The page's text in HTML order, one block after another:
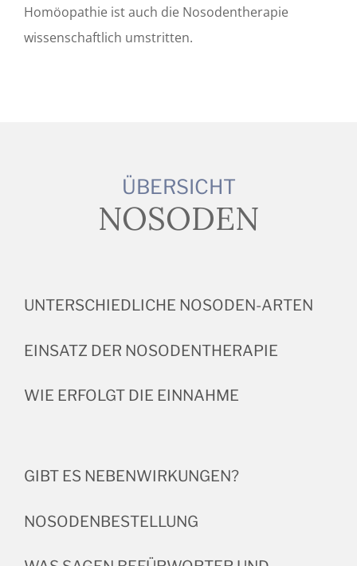
Homöopathie ist auch die Nosodentherapie
wissenschaftlich umstritten.
ÜBERSICHT
NOSODEN
UNTERSCHIEDLICHE NOSODEN-ARTEN
EINSATZ DER NOSODENTHERAPIE
WIE ERFOLGT DIE EINNAHME
GIBT ES NEBENWIRKUNGEN?
NOSODENBESTELLUNG